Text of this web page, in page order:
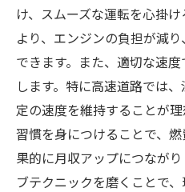
け、スムーズな運転を心掛
より、エンジンの負担が減
できます。また、適切な速
します。特に高速道路では
定の速度を維持することが
習慣を身につけることで、
果的に月収アップにつなが
ブテクニックを磨くことで